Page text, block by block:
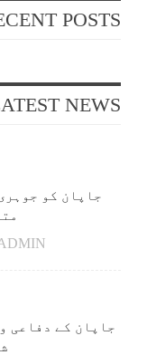
POSTS
NEWS
جاپان کو
جاپان کے دفاعی